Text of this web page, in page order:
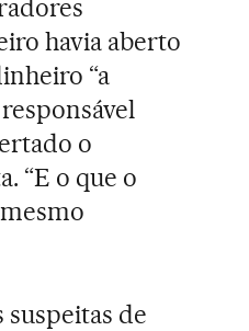
havia aberto
“a
o
“E o que o
suspeitas de